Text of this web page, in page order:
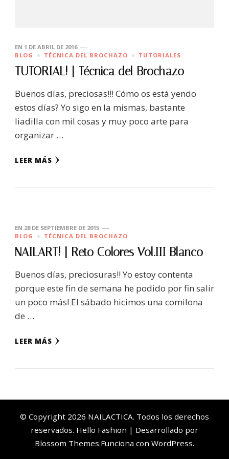
EN 1 DE ABRIL DE 2016
BLOG
TÉCNICA DEL BROCHAZO TUTORIALES
TUTORIAL! | Técnica del Brochazo
Buenos días, preciosas!!! Cómo os está yendo
estos días? Yo sigo en la mismas, bastante
liadilla con mil cosas y muy poco arte para
organizar …
LEER MÁS
EN 28 DE SEPTIEMBRE DE 2015
BLOG
TÉCNICA DEL BROCHAZO
NAILART! | Reto Colores Vol.III Blanco
Buenos días, preciosuras!! Yo estoy contenta
porque este fin de semana he podido por fin salir
un poco más! El sábado hicimos una comilona
de …
LEER MÁS
© Copyright 2026 NAILACTICA. Todos los derechos
reservados. Hello Fashion | Desarrollado por
Blossom Themes.Funciona con WordPress.